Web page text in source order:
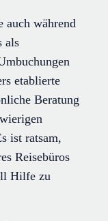
auch während
als
etablierte
Beratung
ist ratsam,
Reisebüros
Hilfe zu